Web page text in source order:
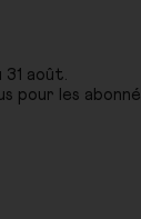
31 août.
les